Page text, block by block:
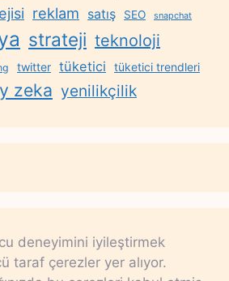
reklam satış SEO snapchat
strateji teknoloji
twitter tüketici tüketici trendleri
zeka yenilikçilik
deneyimini iyileştirmek
taraf çerezler yer alıyor.